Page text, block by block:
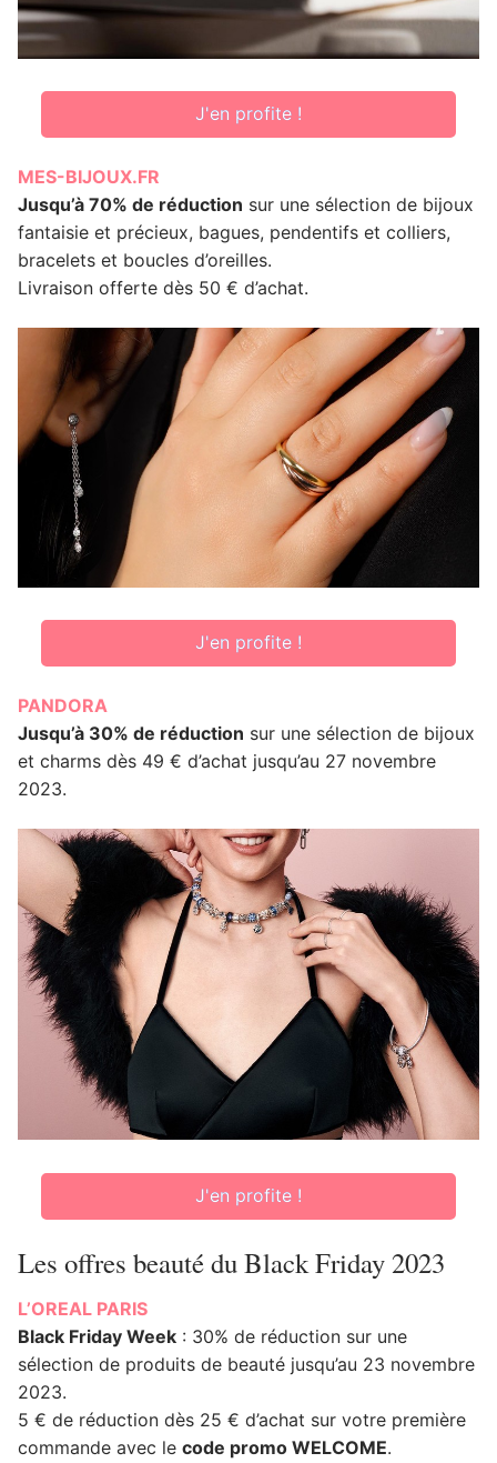
J'en profite !
MES-BIJOUX.FR
Jusqu’à 70% de réduction sur une sélection de bijoux
fantaisie et précieux, bagues, pendentifs et colliers,
bracelets et boucles d’oreilles.
Livraison offerte dès 50 € d’achat.
J'en profite !
PANDORA
Jusqu’à 30% de réduction sur une sélection de bijoux
et charms dès 49 € d’achat jusqu’au 27 novembre
2023.
J'en profite !
Les offres beauté du Black Friday 2023
L’OREAL PARIS
Black Friday Week : 30% de réduction sur une
sélection de produits de beauté jusqu’au 23 novembre
2023.
5 € de réduction dès 25 € d’achat sur votre première
commande avec le code promo WELCOME.